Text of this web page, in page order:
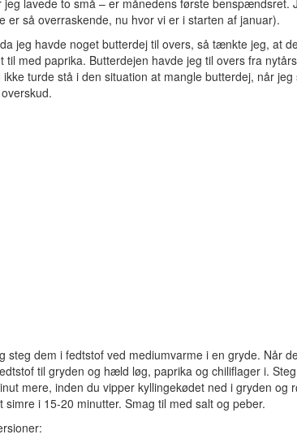
lavede to små – er månedens første benspændsret.
så overraskende, nu hvor vi er i starten af januar).
jeg havde noget butterdej til overs, så tænkte jeg, at
med paprika. Butterdejen havde jeg til overs fra
ikke turde stå i den situation at mangle butterdej, når jeg
dem i fedtstof ved mediumvarme i en gryde. Når
til gryden og hæld løg, paprika og chiliflager i.
mere, inden du vipper kyllingekødet ned i gryden og
i 15-20 minutter. Smag til med salt og peber.